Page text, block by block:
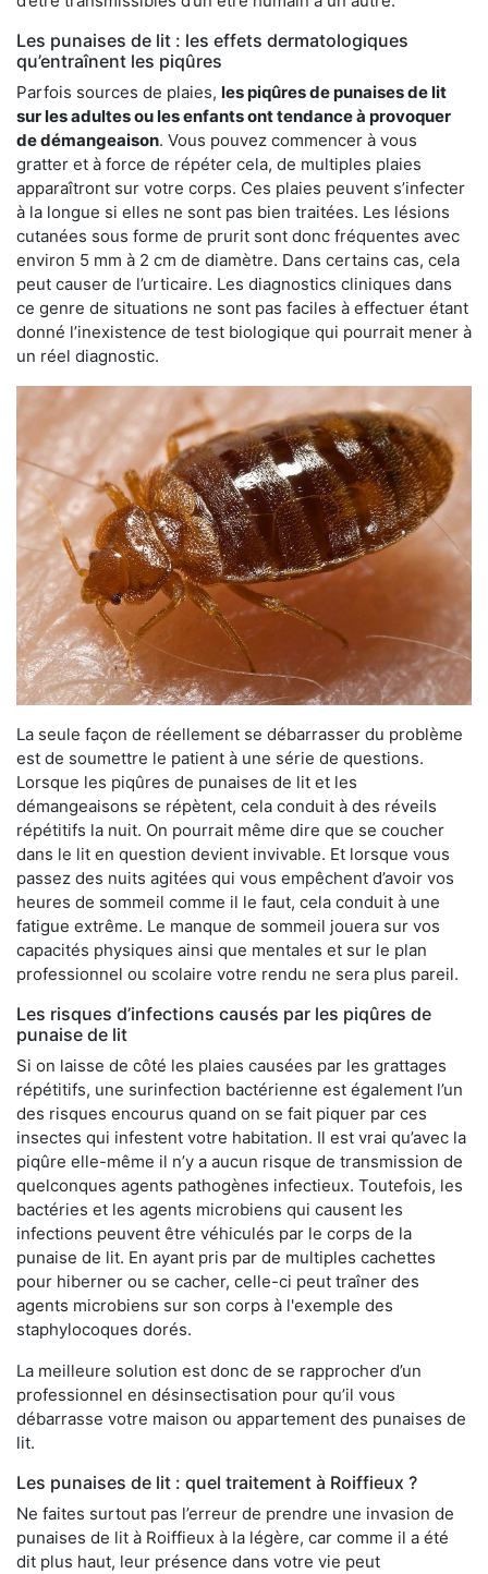
Les punaises de lit : les effets dermatologiques
qu’entraînent les piqûres
Parfois sources de plaies, les piqûres de punaises de lit
sur les adultes ou les enfants ont tendance à provoquer
de démangeaison. Vous pouvez commencer à vous
gratter et à force de répéter cela, de multiples plaies
apparaîtront sur votre corps. Ces plaies peuvent s’infecter
à la longue si elles ne sont pas bien traitées. Les lésions
cutanées sous forme de prurit sont donc fréquentes avec
environ 5 mm à 2 cm de diamètre. Dans certains cas, cela
peut causer de l’urticaire. Les diagnostics cliniques dans
ce genre de situations ne sont pas faciles à effectuer étant
donné l’inexistence de test biologique qui pourrait mener à
un réel diagnostic.
La seule façon de réellement se débarrasser du problème
est de soumettre le patient à une série de questions.
Lorsque les piqûres de punaises de lit et les
démangeaisons se répètent, cela conduit à des réveils
répétitifs la nuit. On pourrait même dire que se coucher
dans le lit en question devient invivable. Et lorsque vous
passez des nuits agitées qui vous empêchent d’avoir vos
heures de sommeil comme il le faut, cela conduit à une
fatigue extrême. Le manque de sommeil jouera sur vos
capacités physiques ainsi que mentales et sur le plan
professionnel ou scolaire votre rendu ne sera plus pareil.
Les risques d’infections causés par les piqûres de
punaise de lit
Si on laisse de côté les plaies causées par les grattages
répétitifs, une surinfection bactérienne est également l’un
des risques encourus quand on se fait piquer par ces
insectes qui infestent votre habitation. Il est vrai qu’avec la
piqûre elle-même il n’y a aucun risque de transmission de
quelconques agents pathogènes infectieux. Toutefois, les
bactéries et les agents microbiens qui causent les
infections peuvent être véhiculés par le corps de la
punaise de lit. En ayant pris par de multiples cachettes
pour hiberner ou se cacher, celle-ci peut traîner des
agents microbiens sur son corps à l'exemple des
staphylocoques dorés.
La meilleure solution est donc de se rapprocher d’un
professionnel en désinsectisation pour qu’il vous
débarrasse votre maison ou appartement des punaises de
lit.
Les punaises de lit : quel traitement à Roiffieux ?
Ne faites surtout pas l’erreur de prendre une invasion de
punaises de lit à Roiffieux à la légère, car comme il a été
dit plus haut, leur présence dans votre vie peut